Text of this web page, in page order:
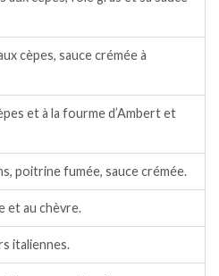
cèpes, sauce crémée à
et à la fourme d’Ambert et
poitrine fumée, sauce crémée.
et au chèvre.
italiennes.